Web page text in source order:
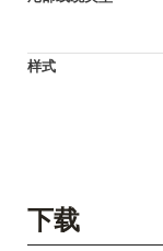
样式
下载